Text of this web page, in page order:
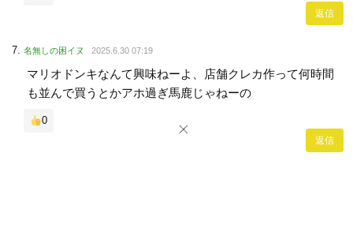
返信
名無しの困イヌ 2025.6.30 07:19
マリオドンキなんて興味ねーよ、店舗クレカ作って何時間
も並んで買うとかアホ過ぎ馬鹿じゃねーの
0
返信